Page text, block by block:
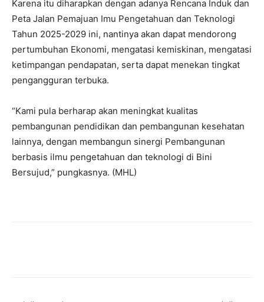
Karena itu diharapkan dengan adanya Rencana Induk dan
Peta Jalan Pemajuan Imu Pengetahuan dan Teknologi
Tahun 2025-2029 ini, nantinya akan dapat mendorong
pertumbuhan Ekonomi, mengatasi kemiskinan, mengatasi
ketimpangan pendapatan, serta dapat menekan tingkat
pengangguran terbuka.
“Kami pula berharap akan meningkat kualitas
pembangunan pendidikan dan pembangunan kesehatan
lainnya, dengan membangun sinergi Pembangunan
berbasis ilmu pengetahuan dan teknologi di Bini
Bersujud,” pungkasnya. (MHL)